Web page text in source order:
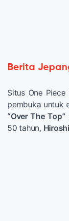
Berita
Situs One
pembuka untuk
“Over The Top”
50 tahun,